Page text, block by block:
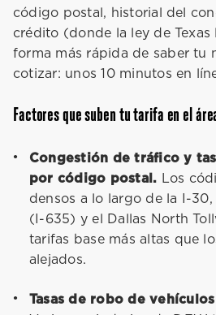
código postal, historial del
crédito (donde la ley de Texas
forma más rápida de saber tu
cotizar: unos 10 minutos en
Factores que suben tu tarifa en el
Congestión de tráfico y
por código postal. Los
densos a lo largo de la I-
(I-635) y el Dallas North
tarifas base más altas que
alejados.
Tasas de robo de